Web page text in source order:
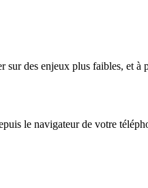
des enjeux plus faibles, et
le navigateur de votre